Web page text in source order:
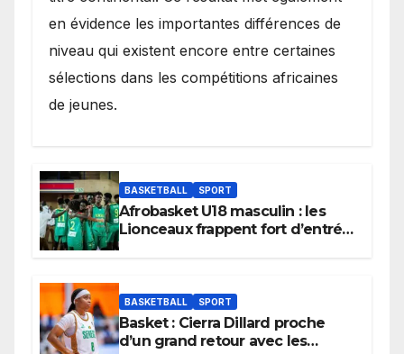
en évidence les importantes différences de
niveau qui existent encore entre certaines
sélections dans les compétitions africaines
de jeunes.
BASKETBALL SPORT
Afrobasket U18 masculin : les
Lionceaux frappent fort d’entrée
BASKETBALL SPORT
Basket : Cierra Dillard proche
d’un grand retour avec les